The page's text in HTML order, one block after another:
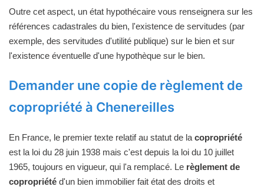
Outre cet aspect, un état hypothécaire vous renseignera sur les
références cadastrales du bien, l'existence de servitudes (par
exemple, des servitudes d'utilité publique) sur le bien et sur
l'existence éventuelle d'une hypothèque sur le bien.
Demander une copie de règlement de
copropriété à Chenereilles
En France, le premier texte relatif au statut de la copropriété
est la loi du 28 juin 1938 mais c'est depuis la loi du 10 juillet
1965, toujours en vigueur, qui l'a remplacé. Le règlement de
copropriété d'un bien immobilier fait état des droits et